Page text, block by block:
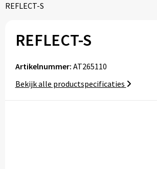
REFLECT-S
REFLECT-S
Artikelnummer: AT265110
Bekijk alle productspecificaties